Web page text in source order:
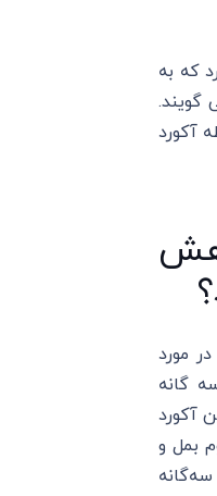
که به
گویند.
آکورد
مورد
​​گانه
آکورد
بمل و